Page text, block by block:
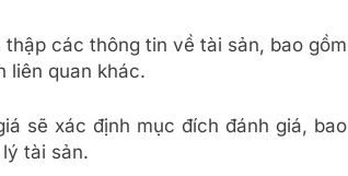
các thông tin về tài sản, bao gồm
liên quan khác.
sẽ xác định mục đích đánh giá, bao
tài sản.